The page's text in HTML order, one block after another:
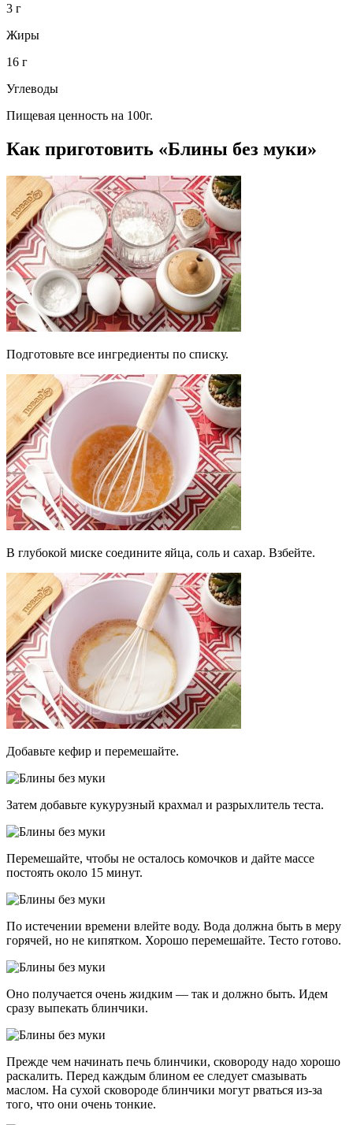
3 г
Жиры
16 г
Углеводы
Пищевая ценность на 100г.
Как приготовить «Блины без муки»
Подготовьте все ингредиенты по списку.
В глубокой миске соедините яйца, соль и сахар. Взбейте.
Добавьте кефир и перемешайте.
Затем добавьте кукурузный крахмал и разрыхлитель теста.
Перемешайте, чтобы не осталось комочков и дайте массе
постоять около 15 минут.
По истечении времени влейте воду. Вода должна быть в меру
горячей, но не кипятком. Хорошо перемешайте. Тесто готово.
Оно получается очень жидким — так и должно быть. Идем
сразу выпекать блинчики.
Прежде чем начинать печь блинчики, сковороду надо хорошо
раскалить. Перед каждым блином ее следует смазывать
маслом. На сухой сковороде блинчики могут рваться из-за
того, что они очень тонкие.